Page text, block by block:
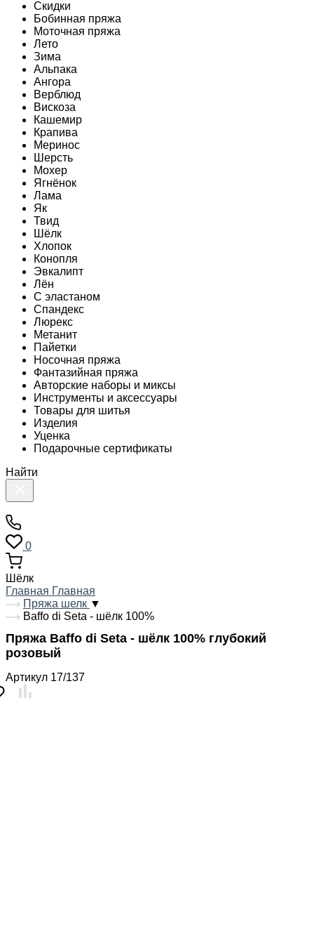
Скидки
Бобинная пряжа
Моточная пряжа
Лето
Зима
Альпака
Ангора
Верблюд
Вискоза
Кашемир
Крапива
Меринос
Шерсть
Мохер
Ягнёнок
Лама
Як
Твид
Шёлк
Хлопок
Конопля
Эвкалипт
Лён
C эластаном
Спандекс
Люрекс
Метанит
Пайетки
Носочная пряжа
Фантазийная пряжа
Авторские наборы и миксы
Инструменты и аксессуары
Товары для шитья
Изделия
Уценка
Подарочные сертификаты
Найти
0
Шёлк
Главная Главная
Пряжа шелк ▼
Baffo di Seta - шёлк 100%
Пряжа Baffo di Seta - шёлк 100% глубокий
розовый
Артикул 17/137